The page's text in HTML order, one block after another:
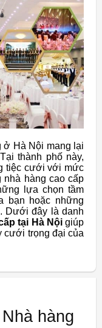
Hà Nội mang lại
thành phố này,
tiệc cưới với mức
hàng cao cấp
lựa chọn tầm
bạn hoặc những
Dưới đây là danh
tại Hà Nộigiúp
cưới trọng đại của
hàng